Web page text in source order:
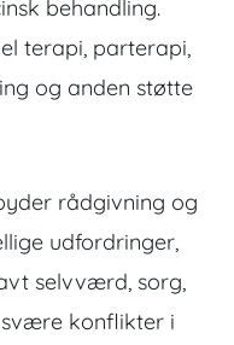
behandling.
terapi, parterapi,
og anden støtte
rådgivning og
udfordringer,
selvværd, sorg,
konflikter i